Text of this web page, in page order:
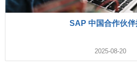
SAP 中国合作伙伴
2025-08-20